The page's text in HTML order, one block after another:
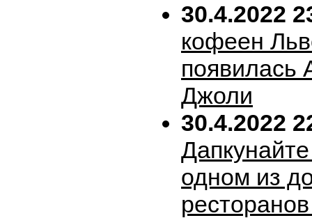
30.4.2022
кофеен
появилась
Джоли
30.4.2022
одном из